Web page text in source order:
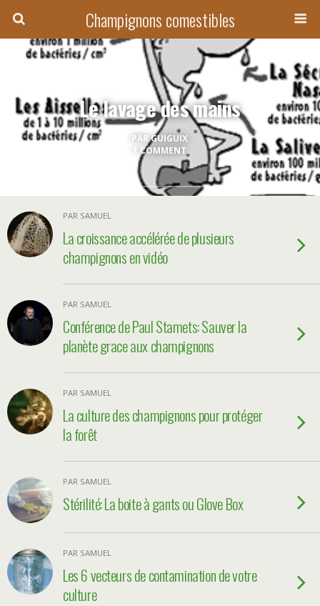
Champignons comestibles
PAR GUIGUIX
1 COMMENT
Le lavage des mains
PAR SAMUEL
La croissance accélérée de plusieurs
champignons en vidéo
PAR SAMUEL
Conférence de Paul Stamets: Sauver la
planète grace aux champignons
PAR SAMUEL
La culture des champignons pour protéger
la forêt
PAR SAMUEL
Stérilité: La boite à gants ou Glove Box
PAR SAMUEL
Les 6 vecteurs de contamination de votre
culture